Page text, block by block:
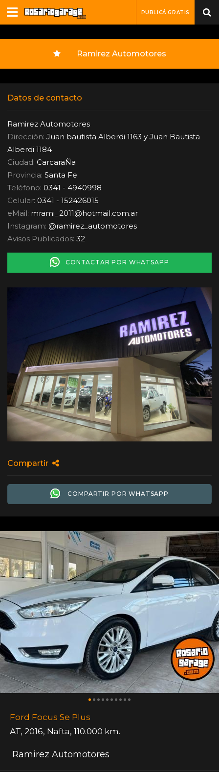
PUBLICÁ GRATIS
Ramirez Automotores
Datos de contacto
Ramirez Automotores
Dirección: Juan bautista Alberdi 1163 y Juan Bautista
Alberdi 1184
Ciudad: CarcaraÑa
Provincia: Santa Fe
Teléfono: 0341 - 4940998
Celular: 0341 - 152426015
eMail: mrami_2011@hotmail.com.ar
Instagram: @ramirez_automotores
Avisos Publicados: 32
CONTACTAR POR WHATSAPP
Compartir
COMPARTIR POR WHATSAPP
Ford Focus Se Plus
AT, 2016, Nafta, 110.000 km.
Ramirez Automotores